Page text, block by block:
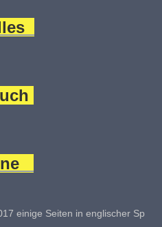
Sprache (Home,